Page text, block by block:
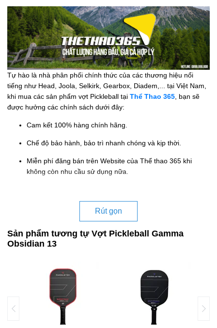
Tự hào là nhà phân phối chính thức của các thương hiệu nổi
tiếng như Head, Joola, Selkirk, Gearbox, Diadem,... tại Việt Nam,
khi mua các sản phẩm vợt Pickleball tại Thể Thao 365 , bạn sẽ
được hưởng các chính sách dưới đây:
Cam kết 100% hàng chính hãng.
Chế độ bảo hành, bảo trì nhanh chóng và kịp thời.
Miễn phí đăng bán trên Website của Thể thao 365 khi
không còn nhu cầu sử dụng nữa.
Rút gọn
Sản phẩm tương tự Vợt Pickleball Gamma
Obsidian 13